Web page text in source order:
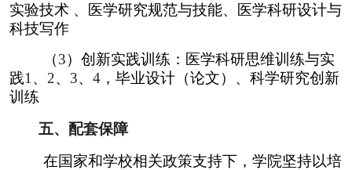
实验技术 、医学研究规范与技能、医学科研设计与
科技写作
（3）创新实践训练：医学科研思维训练与实
践1 、 2、 3、 4 ，毕业设计（论文）、科学研究创新
训练
五、配套保障
在国家和学校相关政策支持下，学院坚持以培